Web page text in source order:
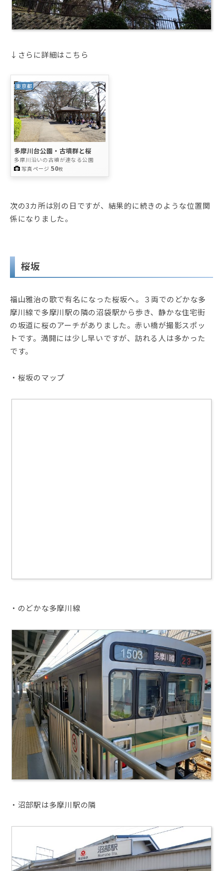
↓さらに詳細はこちら
東京都
多摩川台公園・古墳群と桜
多摩川沿いの古墳が連なる公園
写真ページ50枚
次の3カ所は別の日ですが、結果的に続きのような位置関
係になりました。
桜坂
福山雅治の歌で有名になった桜坂へ。３両でのどかな多
摩川線で多摩川駅の隣の沼袋駅から歩き、静かな住宅街
の坂道に桜のアーチがありました。赤い橋が撮影スポッ
トです。満開には少し早いですが、訪れる人は多かった
です。
・桜坂のマップ
・のどかな多摩川線
・沼部駅は多摩川駅の隣